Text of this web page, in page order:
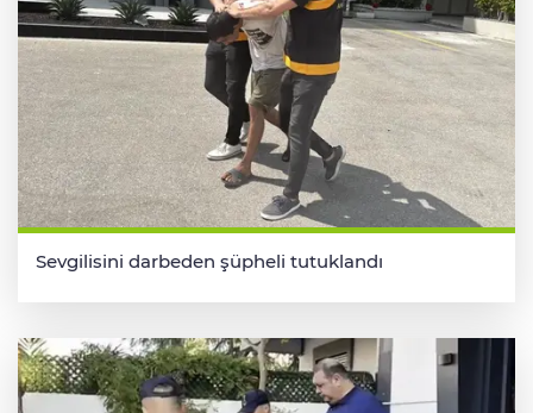
Sevgilisini darbeden şüpheli tutuklandı